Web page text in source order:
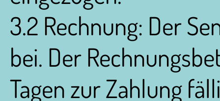
3.2 Rechnung: Der
bei. Der
Tagen zur Zahlung